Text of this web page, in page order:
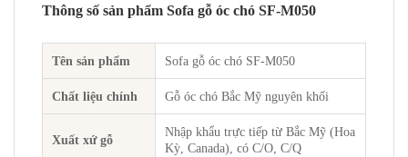
Thông số sản phẩm Sofa gỗ óc chó SF-M050
Tên sản phẩm Sofa gỗ óc chó SF-M050
Chất liệu chính Gỗ óc chó Bắc Mỹ nguyên khối
Xuất xứ gỗ
Nhập khẩu trực tiếp từ Bắc Mỹ (Hoa
Kỳ, Canada), có C/O, C/Q